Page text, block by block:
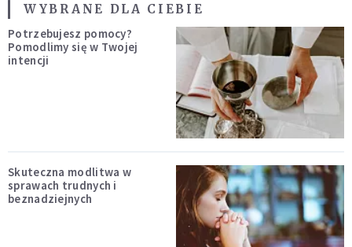
WYBRANE DLA CIEBIE
Potrzebujesz pomocy?
Pomodlimy się w Twojej
intencji
Skuteczna modlitwa w
sprawach trudnych i
beznadziejnych